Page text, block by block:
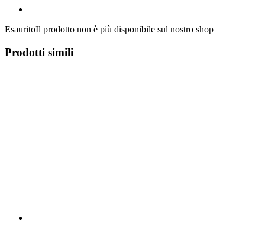
EsauritoIl prodotto non è più disponibile sul nostro shop
Prodotti simili